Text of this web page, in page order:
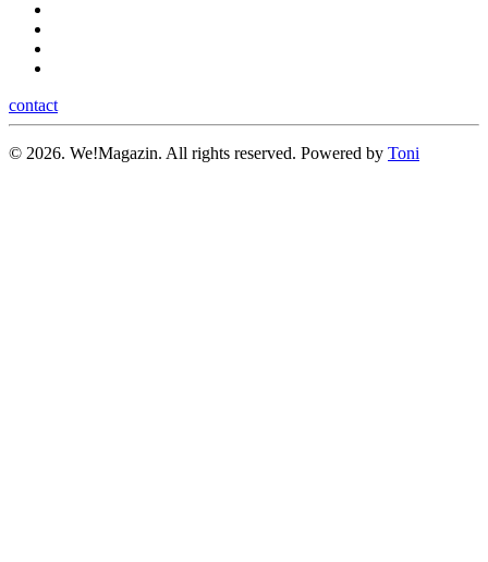
contact
© 2026. We!Magazin. All rights reserved. Powered by Toni